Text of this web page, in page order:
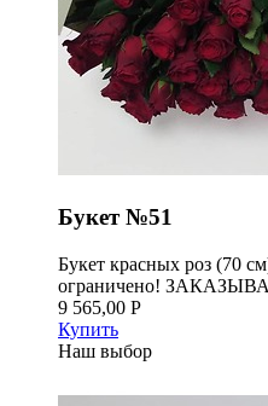
Букет №51
Букет красных роз (70
ограничено!
9 565,00 Р
Купить
Наш выбор